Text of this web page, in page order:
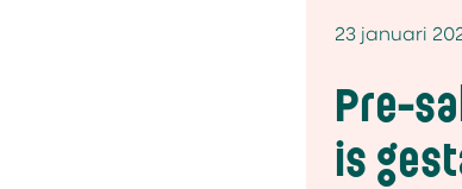
23 januari
Pre-
is